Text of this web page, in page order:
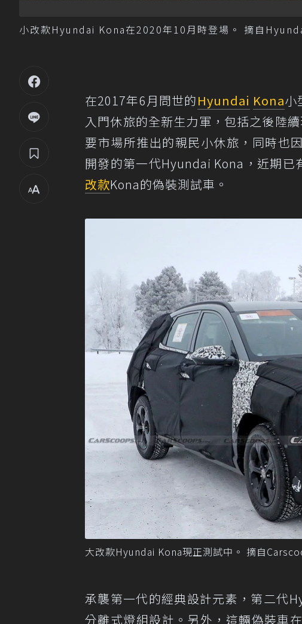
小改款Hyundai Kona在2020年10月時登場。 摘自
在2017年6月問世的Hyundai Kona小
入門休旅的全新生力軍，包括之後陸
要市場所推出的親民小休旅，同時也
開發的第一代Hyundai Kona，近期已
改款Kona的偽裝測試車。
大改款Hyundai Kona現正測試中。 摘自
承襲第一代的經典設計元素，第二代
分離式燈組設計。另外，這輛偽裝車